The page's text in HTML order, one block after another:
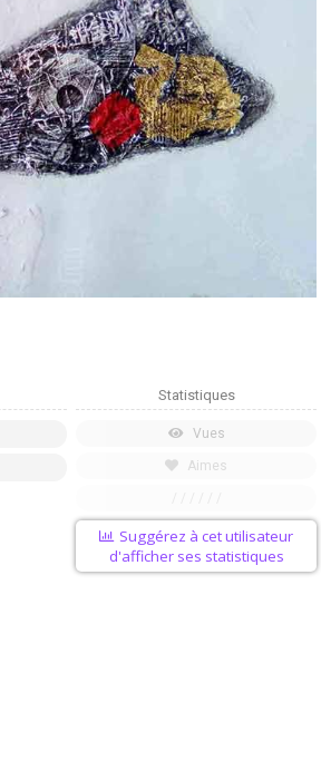
Statistiques
Vues
Aimes
Suggérez à cet utilisateur
d'afficher ses statistiques